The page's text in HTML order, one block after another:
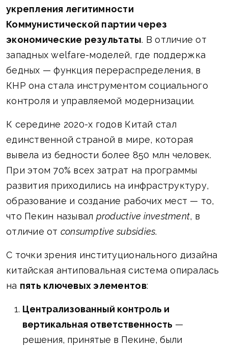
укрепления легитимности
Коммунистической партии через
экономические результаты. В отличие от
западных welfare-моделей, где поддержка
бедных — функция перераспределения, в
КНР она стала инструментом социального
контроля и управляемой модернизации.
К середине 2020-х годов Китай стал
единственной страной в мире, которая
вывела из бедности более 850 млн человек.
При этом 70% всех затрат на программы
развития приходились на инфраструктуру,
образование и создание рабочих мест — то,
что Пекин называл productive investment, в
отличие от consumptive subsidies.
С точки зрения институционального дизайна
китайская антиповальная система опиралась
на пять ключевых элементов:
Централизованный контроль и
вертикальная ответственность —
решения, принятые в Пекине, были